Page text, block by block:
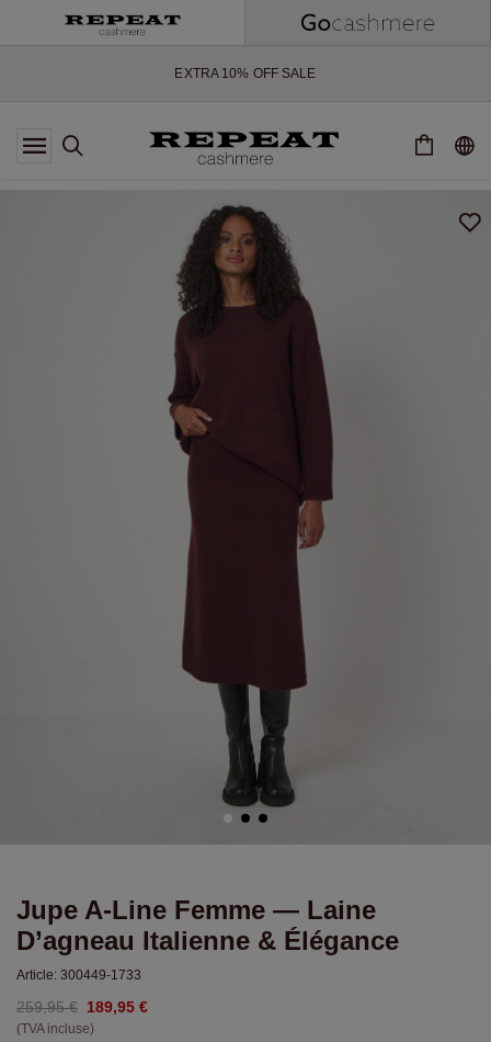
EXTRA 10% OFF SALE
*CETTE OFFRE EST VALABLE JUSQU'AU 12 AOÛT 2026
*EXCEPTIONS PEUVENT S'APPLIQUER
NOUVEAUX STYLES DOUX ET NOUVELLES COULEURS POUR LA
SAISON À VENIR
EXTRA 10% OFF SALE
Jupe A-Line Femme — Laine
D’agneau Italienne & Élégance
Article: 300449-1733
259,95 € 189,95 €
(TVA incluse)